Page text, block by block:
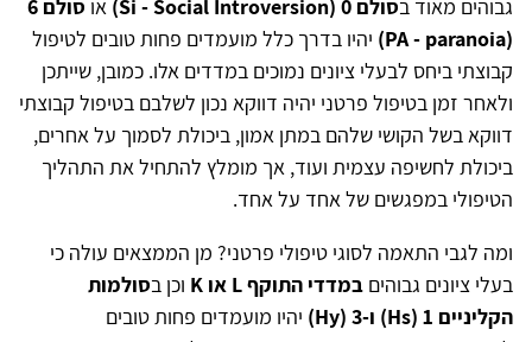
גבוהים מאוד בסולם 0 (Si - Social Introversion) או
סולם 6
(PA - paranoia)
יהיו בדרך כלל מועמדים פחות טובים לטיפול
קבוצתי ביחס לבעלי ציונים נמוכים במדדים אלו. כמובן, שייתכן
ולאחר זמן בטיפול פרטני יהיה דווקא נכון לשלבם בטיפול קבוצתי
דווקא בשל הקושי שלהם במתן אמון, ביכולת לסמוך על אחרים,
ביכולת לחשיפה עצמית ועוד, אך מומלץ להתחיל את התהליך
הטיפולי במפגשים של אחד על אחד.
ומה לגבי התאמה לסוגי טיפולי פרטני? מן הממצאים עולה כי
בעלי ציונים גבוהים במדדי התוקף L או K וכן בסולמות
הקליניים 1 (Hs) ו-3 (Hy)
יהיו מועמדים פחות טובים